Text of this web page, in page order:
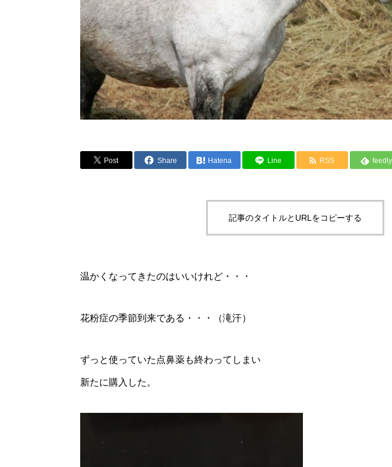
Post Share Hatena Line RSS feedly
記事のタイトルとURLをコピーする
温かくなってきたのはいいけれど・・・
花粉症の季節到来である・・・（滝汗）
ずっと使っていた点鼻薬も終わってしまい
新たに購入した。